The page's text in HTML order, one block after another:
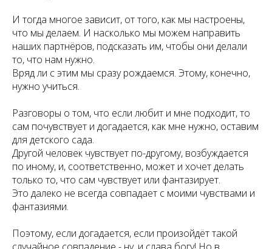
И тогда многое зависит, от того, как мы настроены,
что мы делаем. И насколько мы можем направить
наших партнёров, подсказать им, чтобы они делали
то, что нам нужно.
Вряд ли с этим мы сразу рождаемся. Этому, конечно,
нужно учиться.
Разговоры о том, что если любит и мне подходит, то
сам почувствует и догадается, как мне нужно, оставим
для детского сада.
Другой человек чувствует по-другому, возбуждается
по иному, и, соответственно, может и хочет делать
только то, что сам чувствует или фантазирует.
Это далеко не всегда совпадает с моими чувствами и
фантазиями.
Поэтому, если догадается, если произойдёт такой